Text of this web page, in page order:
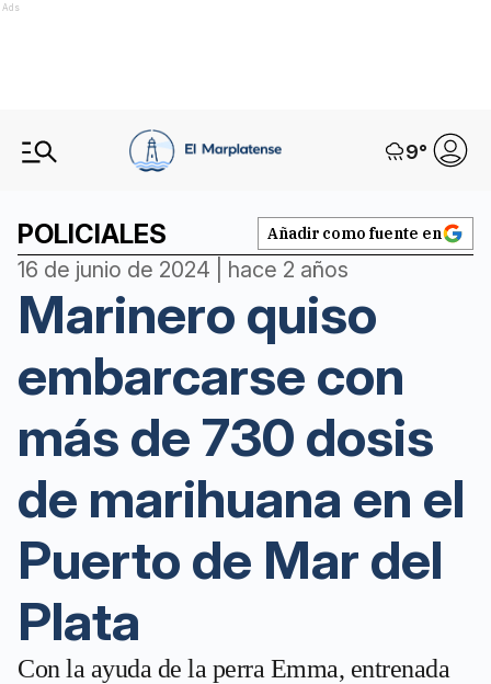
Ads
9°
POLICIALES Añadir como fuente en
16 de junio de 2024 | hace 2 años
Marinero quiso
embarcarse con
más de 730 dosis
de marihuana en el
Puerto de Mar del
Plata
Con la ayuda de la perra Emma, entrenada